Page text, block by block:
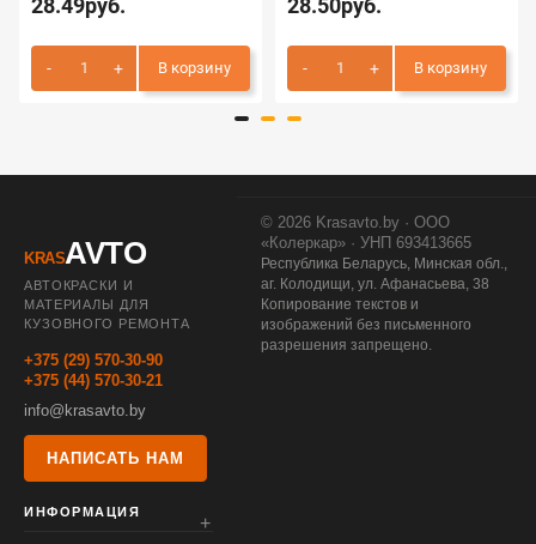
28.49руб.
В корзину
28.50руб.
В корзину
KRASAVTO
АВТОКРАСКИ И
МАТЕРИАЛЫ ДЛЯ
КУЗОВНОГО РЕМОНТА
+375 (29) 570-30-90
+375 (44) 570-30-21
info@krasavto.by
НАПИСАТЬ НАМ
ИНФОРМАЦИЯ
© 2026 Krasavto.by · ООО
«Колеркар» · УНП 693413665
Республика Беларусь, Минская обл.,
аг. Колодищи, ул. Афанасьева, 38
Копирование текстов и
изображений без письменного
разрешения запрещено.